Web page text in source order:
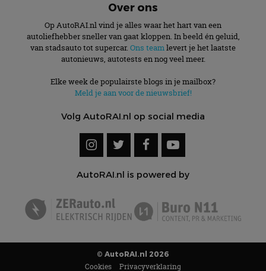
Over ons
Op AutoRAI.nl vind je alles waar het hart van een
autoliefhebber sneller van gaat kloppen. In beeld én geluid,
van stadsauto tot supercar. Ons teamlevert je het laatste
autonieuws, autotests en nog veel meer.
Elke week de populairste blogs in je mailbox?
Meld je aan voor de nieuwsbrief!
Volg AutoRAI.nl op social media
AutoRAI.nl is powered by
© AutoRAI.nl 2026
Cookies Privacyverklaring